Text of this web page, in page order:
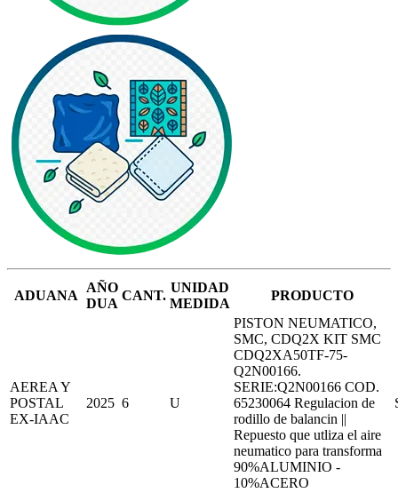
ADUANA
AÑO
DUA
CANT.
UNIDAD
MEDIDA
PRODUCTO
AEREA Y
POSTAL
EX-IAAC
2025 6 U
PISTON NEUMATICO,
SMC, CDQ2X KIT SMC
CDQ2XA50TF-75-
Q2N00166.
SERIE:Q2N00166 COD.
65230064 Regulacion de
rodillo de balancin ||
Repuesto que utliza el aire
neumatico para transforma
90%ALUMINIO -
10%ACERO